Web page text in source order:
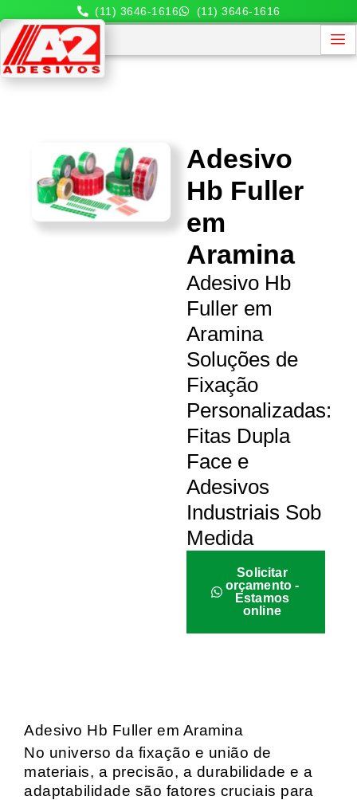
(11) 3646-1616 (11) 3646-1616
Adesivo
Hb Fuller
em
Aramina
Adesivo Hb
Fuller em
Aramina
Soluções de
Fixação
Personalizadas:
Fitas Dupla
Face e
Adesivos
Industriais Sob
Medida
Solicitar
orçamento -
Estamos
online
Adesivo Hb Fuller em Aramina
No universo da fixação e união de
materiais, a precisão, a durabilidade e a
adaptabilidade são fatores cruciais para